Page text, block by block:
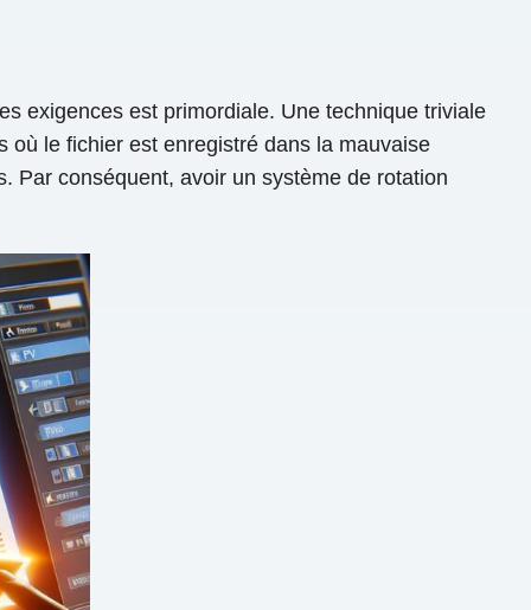
exigences est primordiale. Une technique triviale
où le fichier est enregistré dans la mauvaise
Par conséquent, avoir un système de rotation